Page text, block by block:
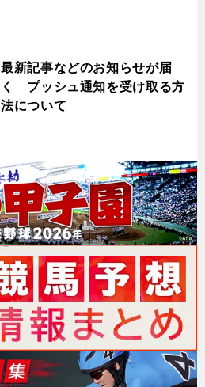
最新記事などのお知らせが届
く プッシュ通知を受け取る方
法について